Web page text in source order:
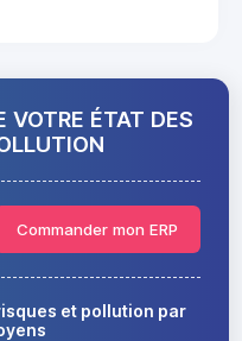
VOTRE ÉTAT DES
Commander mon ERP
et pollution par